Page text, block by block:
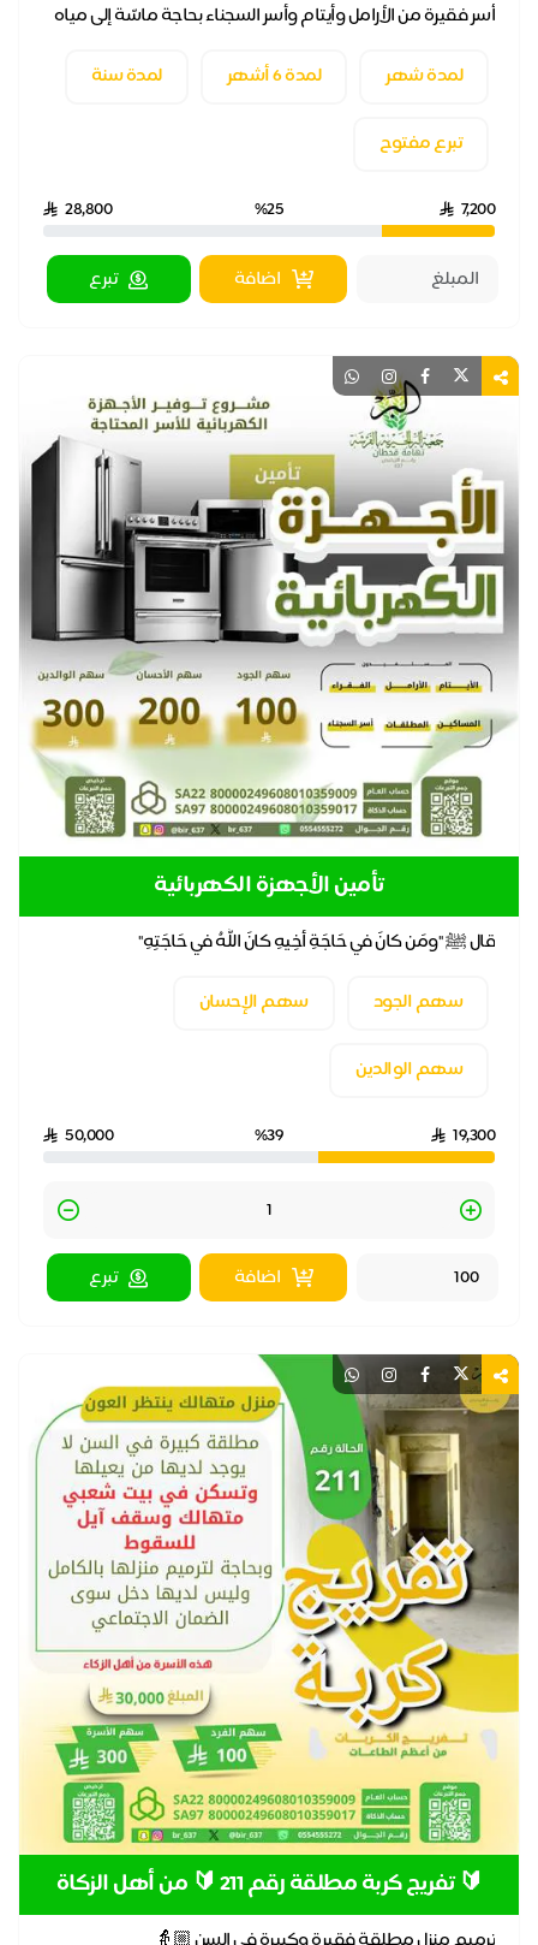
أسر فقيرة من الأرامل وأيتام وأسر السجناء بحاجة ماسّة إلى مياه
لمدة شهر
لمدة 6 أشهر لمدة سنة
تبرع مفتوح
7,200
28,800
اضافة تبرع
تأمين الأجهزة الكهربائية
قال ﷺ "ومَن كانَ في حَاجَةِ أخِيهِ كانَ اللَّهُ في حَاجَتِهِ"
سهم الجود
سهم الإحسان
سهم الوالدين
19,300
50,000
Quantity
اضافة
تبرع
🔰 تفريج كربة مطلقة رقم 211 🔰 من أهل الزكاة